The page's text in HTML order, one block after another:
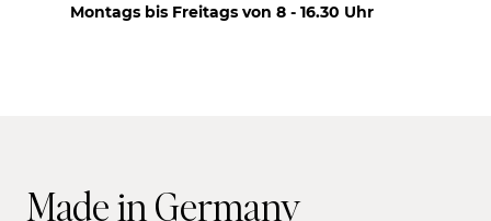
Montags bis Freitags von 8 - 16.30 Uhr
Made in Germany